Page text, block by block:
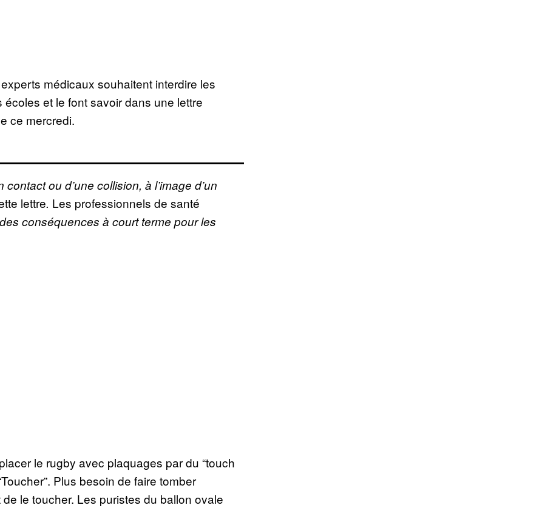
médicaux souhaitent interdire les
et le font savoir dans une lettre
ce mercredi.
ou d’une collision, à l’image d’un
lettre. Les professionnels de santé
conséquences à court terme pour les
le rugby avec plaquages par du “touch
Plus besoin de faire tomber
le toucher. Les puristes du ballon ovale